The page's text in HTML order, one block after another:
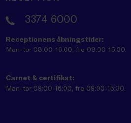
3374 6000
Receptionens åbningstider:
Man-tor 08:00-16:00, fre 08:00-15:30.
Carnet & certifikat:
Man-tor 09:00-16:00, fre 09:00-15:30.